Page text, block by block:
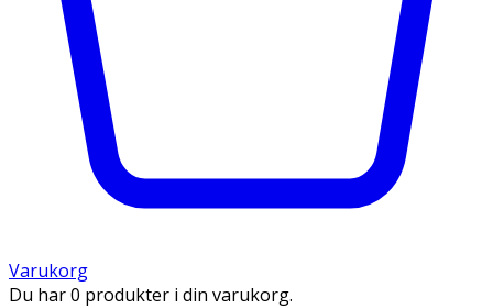
Varukorg
Du har 0 produkter i din varukorg.